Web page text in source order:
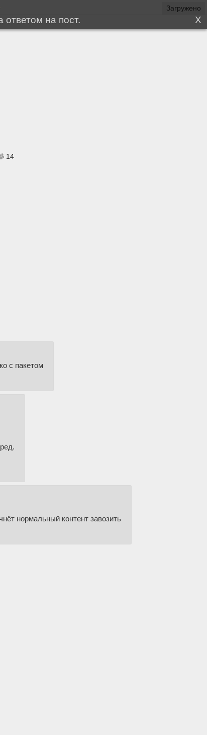
14
с пакетом
нормальный контент завозить